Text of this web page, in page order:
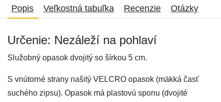
Popis Veľkostná tabuľka Recenzie Otázky
Určenie: Nezáleží na pohlaví
Služobný opasok dvojitý so šírkou 5 cm.
S vnútorné strany našitý VELCRO opasok (mäkká časť
suchého zipsu). Opasok má plastovú sponu (dvojité